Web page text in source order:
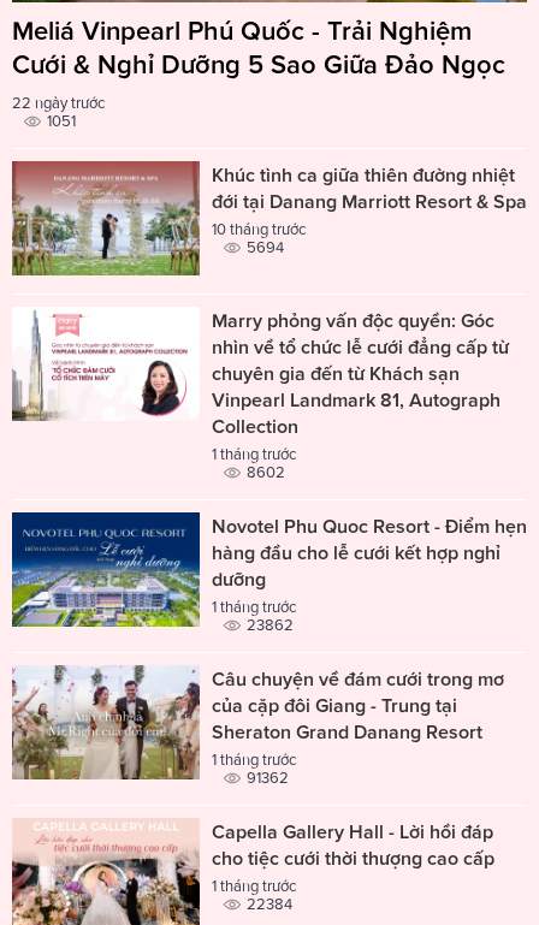
Meliá Vinpearl Phú Quốc - Trải Nghiệm
Cưới & Nghỉ Dưỡng 5 Sao Giữa Đảo Ngọc
22 ngày trước
1051
Khúc tình ca giữa thiên đường nhiệt
đới tại Danang Marriott Resort & Spa
10 tháng trước
5694
Marry phỏng vấn độc quyền: Góc
nhìn về tổ chức lễ cưới đẳng cấp từ
chuyên gia đến từ Khách sạn
Vinpearl Landmark 81, Autograph
Collection
1 tháng trước
8602
Novotel Phu Quoc Resort - Điểm hẹn
hàng đầu cho lễ cưới kết hợp nghỉ
dưỡng
1 tháng trước
23862
Câu chuyện về đám cưới trong mơ
của cặp đôi Giang - Trung tại
Sheraton Grand Danang Resort
1 tháng trước
91362
Capella Gallery Hall - Lời hồi đáp
cho tiệc cưới thời thượng cao cấp
1 tháng trước
22384